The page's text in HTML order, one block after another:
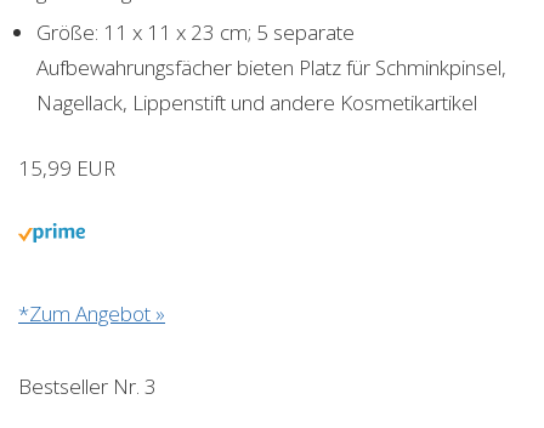
Größe: 11 x 11 x 23 cm; 5 separate
Aufbewahrungsfächer bieten Platz für Schminkpinsel,
Nagellack, Lippenstift und andere Kosmetikartikel
15,99 EUR
*Zum Angebot »
Bestseller Nr. 3